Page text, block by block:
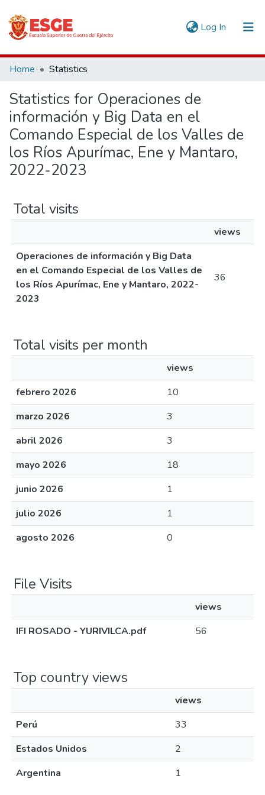
Log In (current)
Communities & Collections
All of DSpace
Home Statistics
Statistics for Operaciones de
información y Big Data en el
Comando Especial de los Valles de
los Ríos Apurímac, Ene y Mantaro,
2022-2023
Total visits
views
Operaciones de información y Big Data
en el Comando Especial de los Valles de
los Ríos Apurímac, Ene y Mantaro, 2022-
2023
36
Total visits per month
views
febrero 2026
10
marzo 2026
3
abril 2026
3
mayo 2026
18
junio 2026
1
julio 2026
1
agosto 2026
0
File Visits
views
IFI ROSADO - YURIVILCA.pdf
56
Top country views
views
Perú
33
Estados Unidos
2
Argentina
1